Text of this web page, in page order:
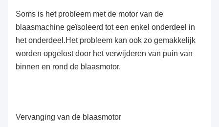
Soms is het probleem met de motor van de
blaasmachine geïsoleerd tot een enkel onderdeel in
het onderdeel.Het probleem kan ook zo gemakkelijk
worden opgelost door het verwijderen van puin van
binnen en rond de blaasmotor.
Vervanging van de blaasmotor